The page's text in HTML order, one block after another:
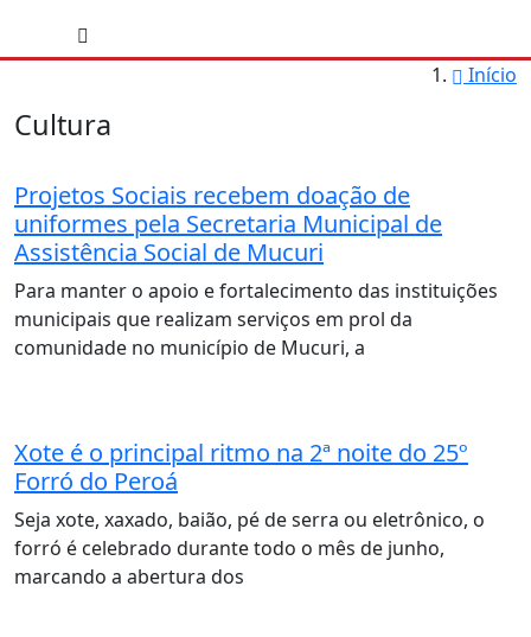
Início
Cultura
Projetos Sociais recebem doação de
uniformes pela Secretaria Municipal de
Assistência Social de Mucuri
Para manter o apoio e fortalecimento das instituições
municipais que realizam serviços em prol da
comunidade no município de Mucuri, a
Xote é o principal ritmo na 2ª noite do 25º
Forró do Peroá
Seja xote, xaxado, baião, pé de serra ou eletrônico, o
forró é celebrado durante todo o mês de junho,
marcando a abertura dos